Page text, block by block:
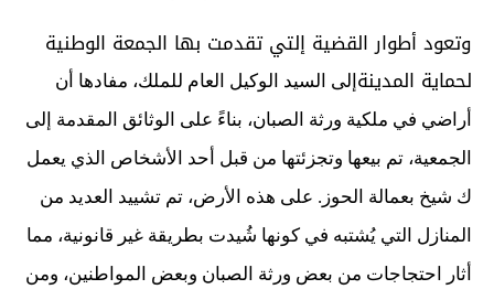
وتعود أطوار القضية إلتي تقدمت بها الجمعة الوطنية
لحماية المدينة إلى السيد الوكيل العام للملك، مفادها أن
أراضي في ملكية ورثة الصبان، بناءً على الوثائق المقدمة إلى
الجمعية، تم بيعها وتجزئتها من قبل أحد الأشخاص الذي يعمل
ك شيخ بعمالة الحوز. على هذه الأرض، تم تشييد العديد من
المنازل التي يُشتبه في كونها شُيدت بطريقة غير قانونية، مما
أثار احتجاجات من بعض ورثة الصبان وبعض المواطنين، ومن